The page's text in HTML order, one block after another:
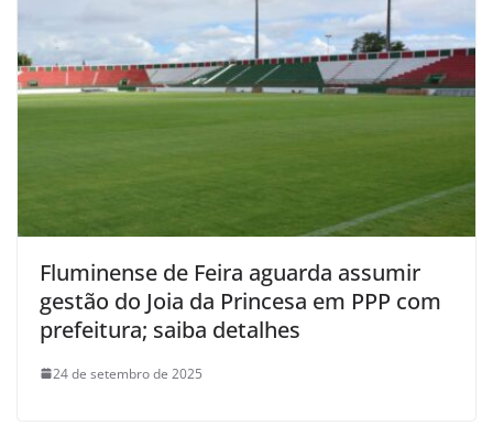
Fluminense de Feira aguarda assumir
gestão do Joia da Princesa em PPP com
prefeitura; saiba detalhes
24 de setembro de 2025